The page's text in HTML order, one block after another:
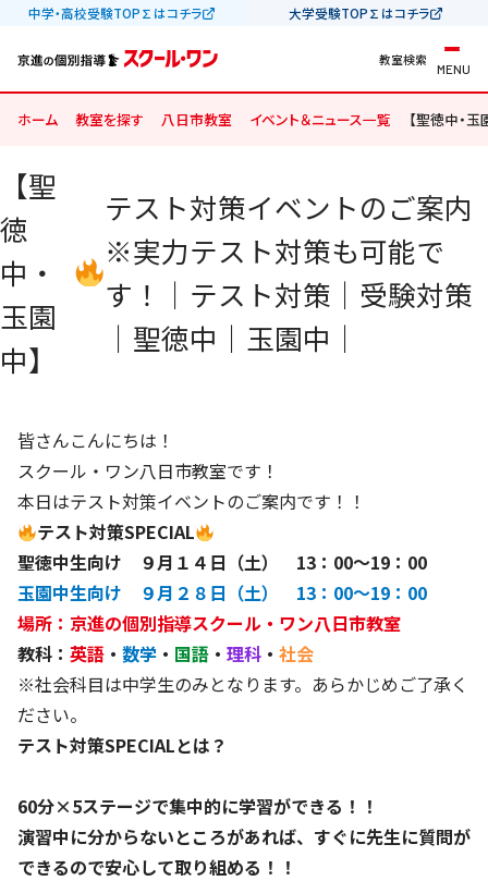
中学・高校受験TOP∑はコチラ 大学受験TOP∑はコチラ
教室検索
MENU
ホーム 教室を探す 八日市教室 イベント＆ニュース一覧 【聖徳中・玉
【聖
徳
中・
玉園
中】
テスト対策イベントのご案内
※実力テスト対策も可能で
す！｜テスト対策｜受験対策
｜聖徳中｜玉園中｜
皆さんこんにちは！
スクール・ワン八日市教室です！
本日はテスト対策イベントのご案内です！！
テスト対策SPECIAL
聖徳中生向け ９月１４日（土） 13：00～19：00
玉園中生向け ９月２８日（土） 13：00～19：00
場所：京進の個別指導スクール・ワン八日市教室
教科： 英語 ・ 数学 ・ 国語 ・ 理科 ・ 社会
※社会科目は中学生のみとなります。あらかじめご了承く
ださい。
テスト対策SPECIALとは？
60分×5ステージで集中的に学習ができる！！
演習中に分からないところがあれば、すぐに先生に質問が
できるので安心して取り組める！！